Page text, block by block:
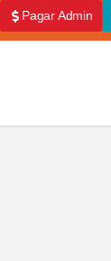
Pagar Admin